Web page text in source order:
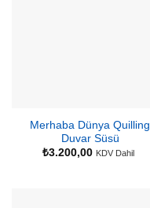
Merhaba Dünya Quilling
Duvar Süsü
₺3.200,00 KDV Dahil